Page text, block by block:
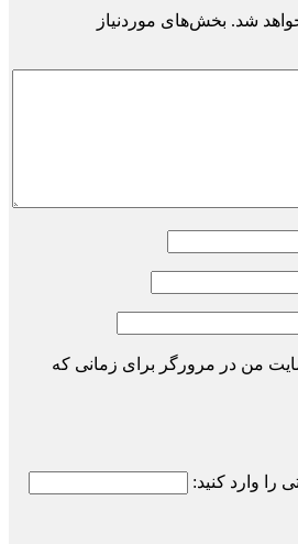
شد. بخش‌های موردنیاز
من در مرورگر برای زمانی که
را وارد کنید: